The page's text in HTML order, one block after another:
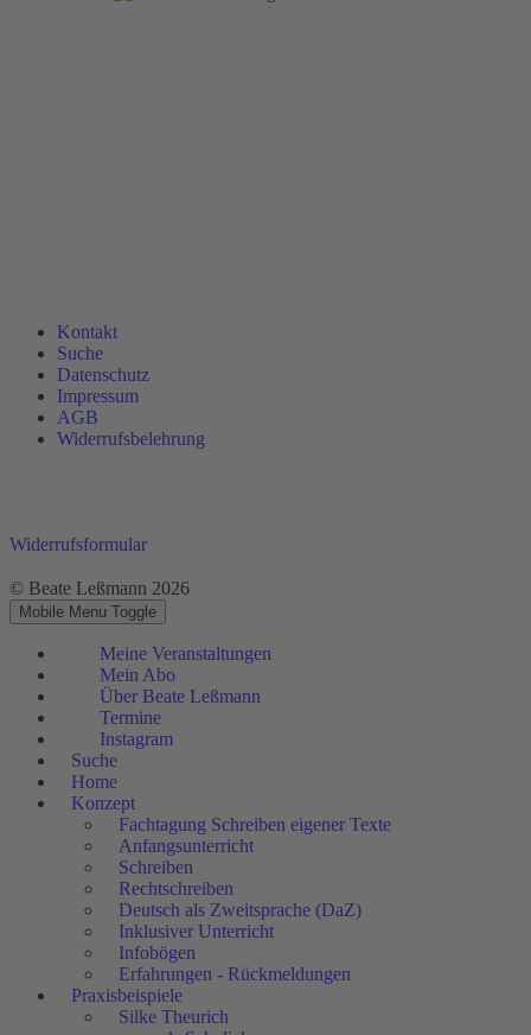
Kontakt
Suche
Datenschutz
Impressum
AGB
Widerrufsbelehrung
Widerrufsformular
© Beate Leßmann 2026
Mobile Menu Toggle
Meine Veranstaltungen
Mein Abo
Über Beate Leßmann
Termine
Instagram
Suche
Home
Konzept
Fachtagung Schreiben eigener Texte
Anfangsunterricht
Schreiben
Rechtschreiben
Deutsch als Zweitsprache (DaZ)
Inklusiver Unterricht
Infobögen
Erfahrungen - Rückmeldungen
Praxisbeispiele
Silke Theurich